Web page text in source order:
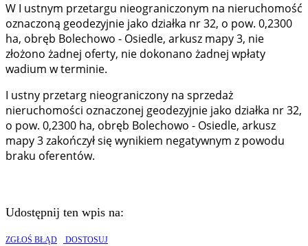
W I ustnym przetargu nieograniczonym na nieruchomość
oznaczoną geodezyjnie jako działka nr 32, o pow. 0,2300
ha, obręb Bolechowo - Osiedle, arkusz mapy 3, nie
złożono żadnej oferty, nie dokonano żadnej wpłaty
wadium w terminie.
I ustny przetarg nieograniczony na sprzedaż
nieruchomości oznaczonej geodezyjnie jako działka nr 32,
o pow. 0,2300 ha, obręb Bolechowo - Osiedle, arkusz
mapy 3 zakończył się wynikiem negatywnym z powodu
braku oferentów.
Udostępnij ten wpis na:
ZGŁOŚ BŁĄD DOSTOSUJ